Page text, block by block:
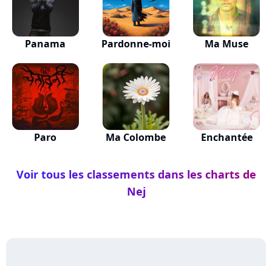
Panama Pardonne-moi Ma Muse
Paro Ma Colombe Enchantée
Voir tous les classements dans les charts de
Nej